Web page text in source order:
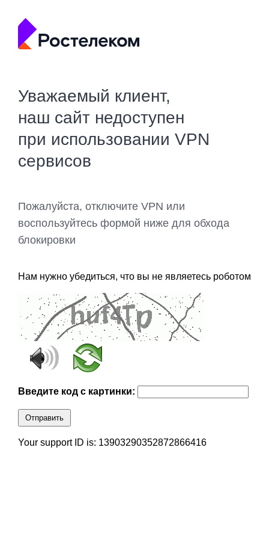
Уважаемый клиент,
наш сайт недоступен
при использовании VPN
сервисов
Пожалуйста, отключите VPN или
воспользуйтесь формой ниже для обхода
блокировки
Нам нужно убедиться, что вы не являетесь роботом
Введите код с картинки:
Отправить
Your support ID is: 13903290352872866416